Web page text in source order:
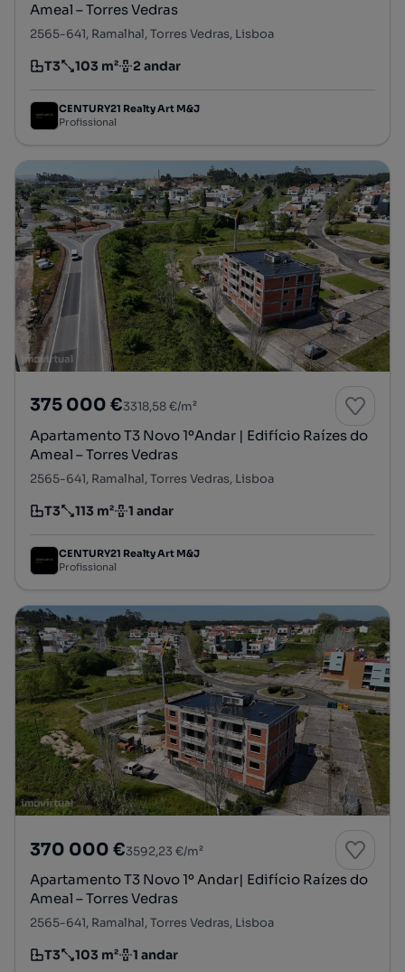
Ameal – Torres Vedras
2565-641, Ramalhal, Torres Vedras, Lisboa
Tipologia
T3
Preço por metro quadrado
103 m²
Andar 2 andar
CENTURY21 Realty Art M&J
Profissional
375 000 €3318,58 €/m²
Apartamento T3 Novo 1ºAndar | Edifício Raízes do
Ameal – Torres Vedras
2565-641, Ramalhal, Torres Vedras, Lisboa
Tipologia
T3
Preço por metro quadrado
113 m²
Andar 1 andar
CENTURY21 Realty Art M&J
Profissional
370 000 €3592,23 €/m²
Apartamento T3 Novo 1º Andar| Edifício Raízes do
Ameal – Torres Vedras
2565-641, Ramalhal, Torres Vedras, Lisboa
Tipologia
T3
Preço por metro quadrado
103 m²
Andar 1 andar